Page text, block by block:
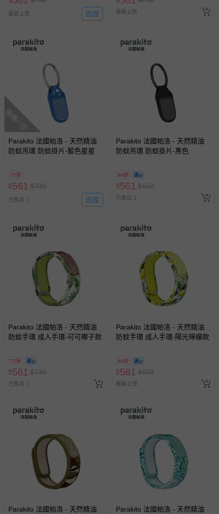
最新上架 追蹤 最新上架
搶購一空
Parakito 法國帕洛 - 天然精油
防蚊吊環 防蚊掛片-藍色星星
77折
$561 $730
已售出 1 追蹤
Parakito 法國帕洛 - 天然精油
防蚊吊環 防蚊掛片-黑色
86折
$561 $650
已售出 2
Parakito 法國帕洛 - 天然精油
防蚊手環 成人手環-可可椰子款
77折
$561 $730
已售出 1
Parakito 法國帕洛 - 天然精油
防蚊手環 成人手環-陽光檸檬款
86折
$561 $650
最新上架
Parakito 法國帕洛 - 天然精油
Parakito 法國帕洛 - 天然精油